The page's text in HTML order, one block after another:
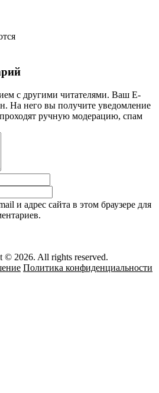
с другими читателями. Ваш E-
На него вы получите уведомление
ручную модерацию, спам
и адрес сайта в этом браузере для
2026. All rights reserved.
Политика конфиденциальности